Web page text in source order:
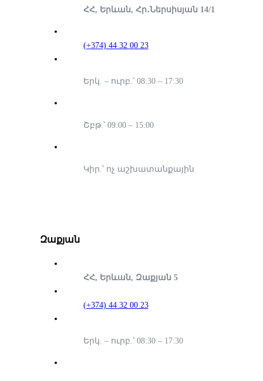
ՀՀ, Երևան, Հր․Ներսիսյան 14/1
(+374) 44 32 00 23
Երկ. – ուրբ.՝ 08:30 – 17:30
Շբթ.՝ 09:00 – 15:00
Կիր.՝ ոչ աշխատանքային
Զաքյան
ՀՀ, Երևան, Զաքյան 5
(+374) 44 32 00 23
Երկ. – ուրբ.՝ 08:30 – 17:30